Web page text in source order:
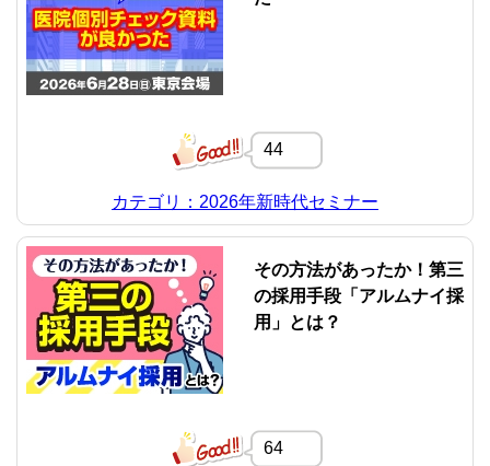
44
カテゴリ：2026年新時代セミナー
その方法があったか！第三
の採用手段「アルムナイ採
用」とは？
64